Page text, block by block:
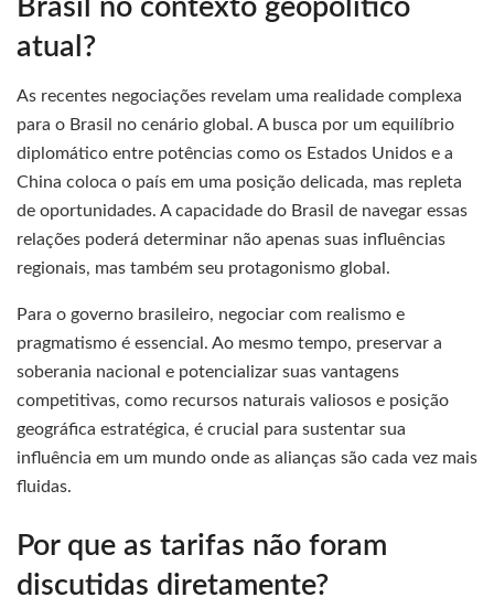
Brasil no contexto geopolítico
atual?
As recentes negociações revelam uma realidade complexa
para o Brasil no cenário global. A busca por um equilíbrio
diplomático entre potências como os Estados Unidos e a
China coloca o país em uma posição delicada, mas repleta
de oportunidades. A capacidade do Brasil de navegar essas
relações poderá determinar não apenas suas influências
regionais, mas também seu protagonismo global.
Para o governo brasileiro, negociar com realismo e
pragmatismo é essencial. Ao mesmo tempo, preservar a
soberania nacional e potencializar suas vantagens
competitivas, como recursos naturais valiosos e posição
geográfica estratégica, é crucial para sustentar sua
influência em um mundo onde as alianças são cada vez mais
fluidas.
Por que as tarifas não foram
discutidas diretamente?